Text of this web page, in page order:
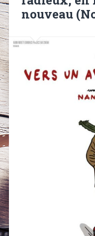
nouveau